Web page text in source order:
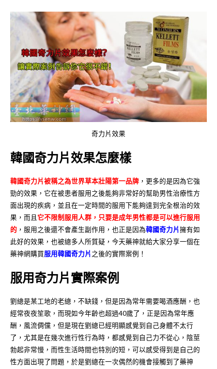
奇力片效果
韓國奇力片效果怎麼樣
韓國奇力片被稱之為世界草本壯陽第一品牌 ，更多的是因為它強
勁的效果，它在被患者服用之後能夠非常好的幫助男性治療性方
面出現的疾病，並且在一定時間的服用下能夠達到完全根治的效
果，而且 它不限制服用人群，只要是成年男性都是可以進行服用
的 ，服用之後還不會產生副作用，也正是因為韓國奇力片擁有如
此好的效果，也被總多人所質疑，今天藥神就給大家分享一個在
藥神網購買服用韓國奇力片 之後的實際案例！
服用奇力片實際案例
劉總是某工地的老總，不缺錢，但是因為常年需要喝酒應酬，也
經常夜夜笙歌，而現如今年齡也超過40歲了，正是因為常年應
酬，風流倜儻，但是現在劉總已經明顯感覺到自己身體不太行
了，尤其是在幾次進行性行為時，都感覺到自己力不從心，陰莖
勃起非常慢，而性生活時間也特別的短，可以感受得到是自己的
性方面出現了問題，於是劉總在一次偶然的機會接觸到了藥神